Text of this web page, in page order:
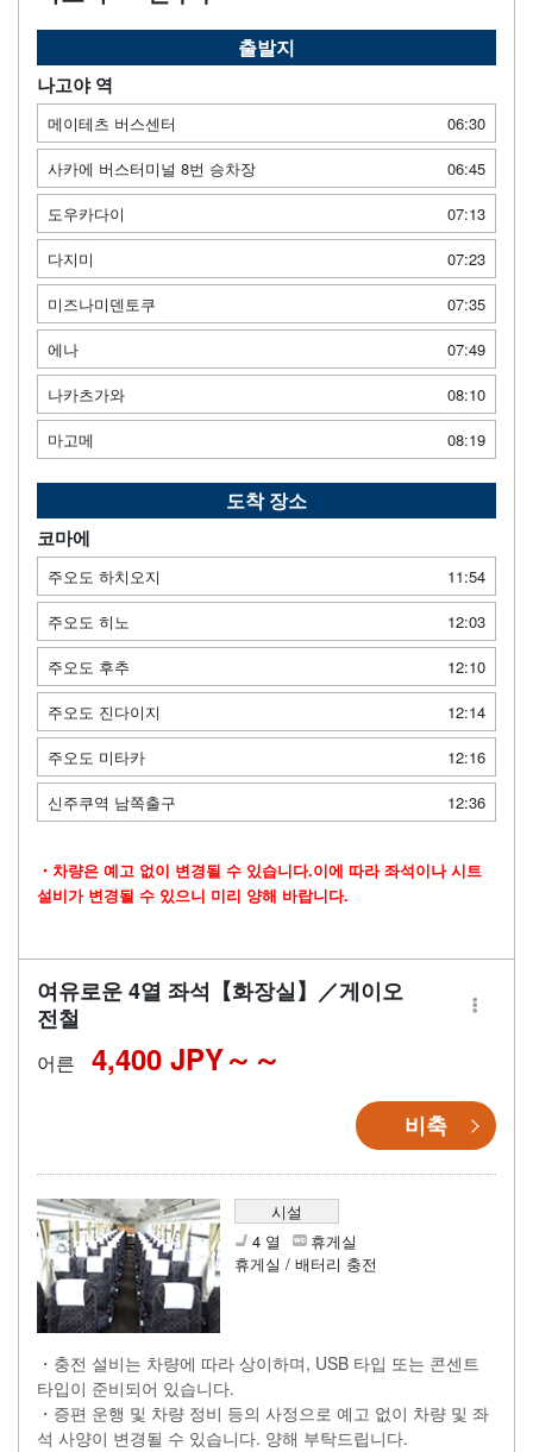
출발지
나고야 역
메이테츠 버스센터
06:30
사카에 버스터미널 8번 승차장
06:45
도우카다이
07:13
다지미
07:23
미즈나미덴토쿠
07:35
에나
07:49
나카츠가와
08:10
마고메
08:19
도착 장소
코마에
주오도 하치오지
11:54
주오도 히노
12:03
주오도 후추
12:10
주오도 진다이지
12:14
주오도 미타카
12:16
신주쿠역 남쪽출구
12:36
・차량은 예고 없이 변경될 수 있습니다.이에 따라 좌석이나 시트
설비가 변경될 수 있으니 미리 양해 바랍니다.
여유로운 4열 좌석【화장실】／게이오
전철
어른 4,400 JPY～
비축
시설
4 열
휴게실
휴게실 / 배터리 충전
・충전 설비는 차량에 따라 상이하며, USB 타입 또는 콘센트
타입이 준비되어 있습니다.
・증편 운행 및 차량 정비 등의 사정으로 예고 없이 차량 및 좌
석 사양이 변경될 수 있습니다. 양해 부탁드립니다.